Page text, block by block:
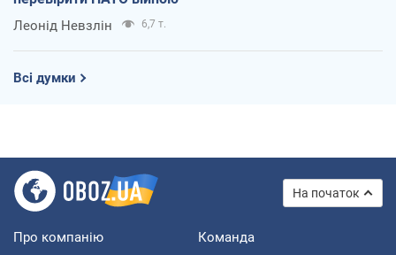
Леонід Невзлін 6,7 т.
Всі думки
На початок
Про компанію Команда